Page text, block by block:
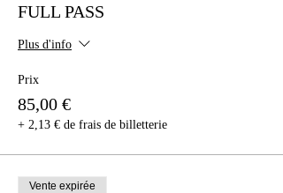
FULL PASS
Plus d'info
Prix
85,00 €
+ 2,13 € de frais de billetterie
Vente expirée